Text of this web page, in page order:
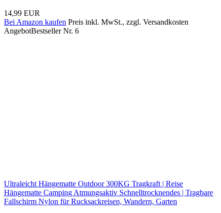
14,99 EUR
Bei Amazon kaufen Preis inkl. MwSt., zzgl. Versandkosten
AngebotBestseller Nr. 6
Ultraleicht Hängematte Outdoor 300KG Tragkraft | Reise
Hängematte Camping Atmungsaktiv Schnelltrocknendes | Tragbare
Fallschirm Nylon für Rucksackreisen, Wandern, Garten